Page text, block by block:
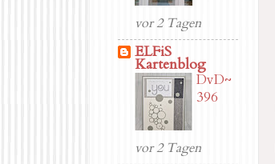
vor 2 Tagen
ELFiS
Kartenblog
DvD~
396
vor 2 Tagen